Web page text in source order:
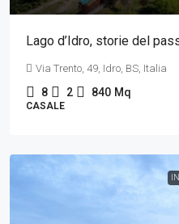
Lago d’Idro, storie del
Via Trento, 49, Idro, BS, Italia
8 2 840 Mq
CASALE